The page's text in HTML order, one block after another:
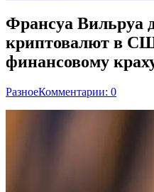
Франсуа Вильруа
криптовалют в
финансовому
РазноеКомментарии: 0